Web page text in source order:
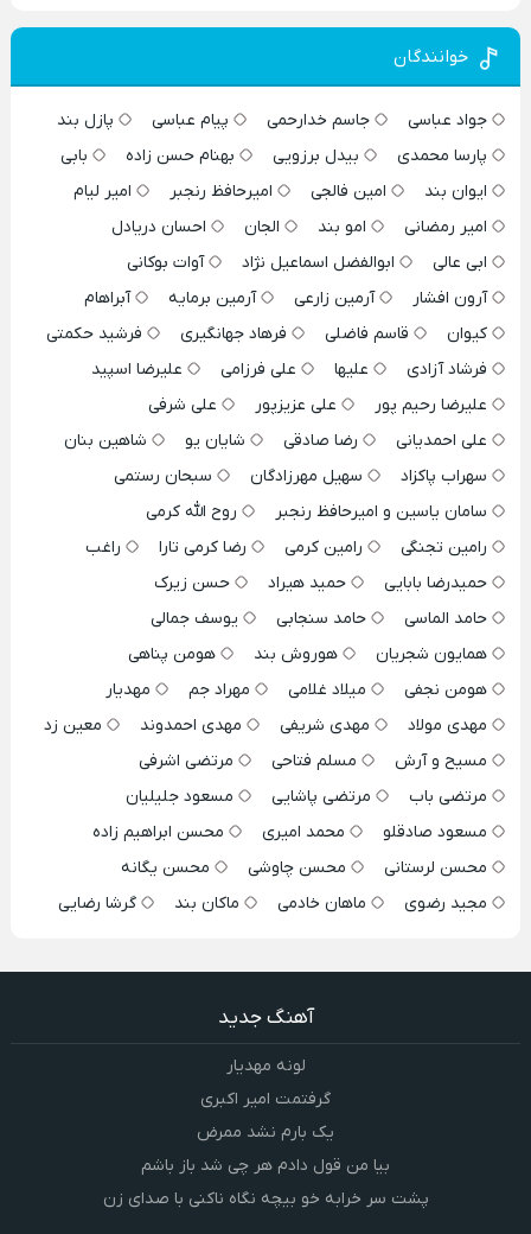
خوانندگان
جواد عباسی جاسم خدارحمی پیام عباسی
پازل بند
پارسا محمدی
بیدل برزویی بهنام حسن زاده
بابی
ایوان بند
امین فالجی امیرحافظ رنجبر
امیر لیام
امیر رمضانی
امو بند الجان
احسان دریادل
ابی عالی
ابوالفضل اسماعیل نژاد
آوات بوکانی
آرون افشار
آرمین زارعی آرمین برمایه
آبراهام
کیوان
قاسم فاضلی فرهاد جهانگیری
فرشید حکمتی
فرشاد آزادی
علیها علی فرزامی
علیرضا اسپید
علیرضا رحیم پور
علی عزیزپور
علی شرفی
علی احمدیانی
رضا صادقی شایان یو
شاهین بنان
سهراب پاکزاد
سهیل مهرزادگان
سبحان رستمی
سامان یاسین و امیرحافظ رنجبر
روح الله کرمی
رامین تجنگی
رامین کرمی رضا کرمی تارا
راغب
حمیدرضا بابایی
حمید هیراد
حسن زیرک
حامد الماسی
حامد سنجابی
یوسف جمالی
همایون شجریان
هوروش بند
هومن پناهی
هومن نجفی
میلاد غلامی مهراد جم
مهدیار
مهدی مولاد
مهدی شریفی مهدی احمدوند
معین زد
مسیح و آرش
مسلم فتاحی
مرتضی اشرفی
مرتضی باب
مرتضی پاشایی
مسعود جلیلیان
مسعود صادقلو
محمد امیری
محسن ابراهیم زاده
محسن لرستانی
محسن چاوشی
محسن یگانه
مجید رضوی
ماهان خادمی ماکان بند گرشا رضایی
آهنگ جدید
لونه مهدیار
گرفتمت امیر اکبری
یک بارم نشد ممرض
بیا من قول دادم هر چی شد باز باشم
پشت سر خرابه خو بیچه نگاه ناکنی با صدای زن